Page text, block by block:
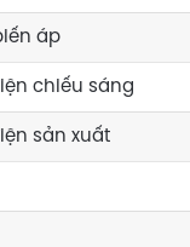
áp
chiếu sáng
sản xuất